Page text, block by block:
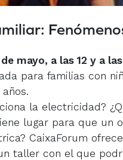
mayo, a las 12 y a
para familias con
la electricidad?
lugar para que un
CaixaForum
taller con el que